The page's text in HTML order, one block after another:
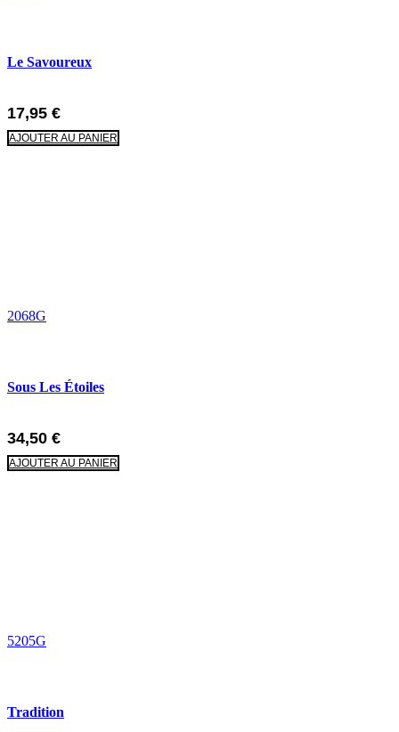
Le Savoureux
17,95 €
AJOUTER AU PANIER
2068G
Sous Les Étoiles
34,50 €
AJOUTER AU PANIER
5205G
Tradition